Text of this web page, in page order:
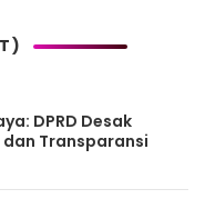
DPRD Desak
Transparansi